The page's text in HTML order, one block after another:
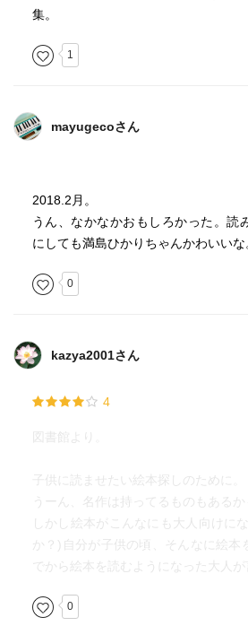
集。
1
mayugecoさん
2018.2月。
うん、なかなかおもしろかった。読
にしても満島ひかりちゃんかわいいな
0
kazya2001さん
4
図書館より。
子供に読ませたい絵本探しのために。
うーん、名作は持ってるものもあるか
しかし絵本がこんなにも大人向けに
か？)自分が子供の頃、そんなに絵本
でから絵本を読むようになった大人が
0